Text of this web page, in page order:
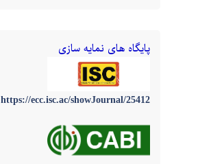
پایگاه های نمایه سازی
https://ecc.isc.ac/showJournal/25412